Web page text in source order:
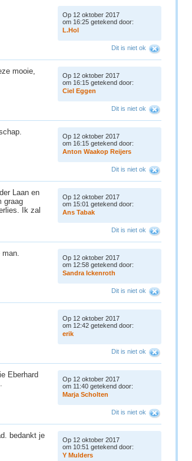
Op 12 oktober 2017
om 16:25 getekend door:
L.Hol
Dit is niet ok
mooie,
Op 12 oktober 2017
om 16:15 getekend door:
Ciel Eggen
Dit is niet ok
Op 12 oktober 2017
om 16:15 getekend door:
Anton Waakop Reijers
Dit is niet ok
Laan en
graag
Ik zal
Op 12 oktober 2017
om 15:01 getekend door:
Ans Tabak
Dit is niet ok
Op 12 oktober 2017
om 12:58 getekend door:
Sandra Ickenroth
Dit is niet ok
Op 12 oktober 2017
om 12:42 getekend door:
erik
Dit is niet ok
Eberhard
Op 12 oktober 2017
om 11:40 getekend door:
Marja Scholten
Dit is niet ok
bedankt je
Op 12 oktober 2017
om 10:51 getekend door:
Y Mulders